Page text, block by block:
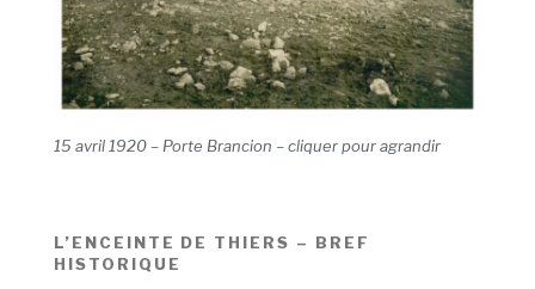
15 avril 1920 – Porte Brancion – cliquer pour agrandir
L’ENCEINTE DE THIERS – BREF
HISTORIQUE